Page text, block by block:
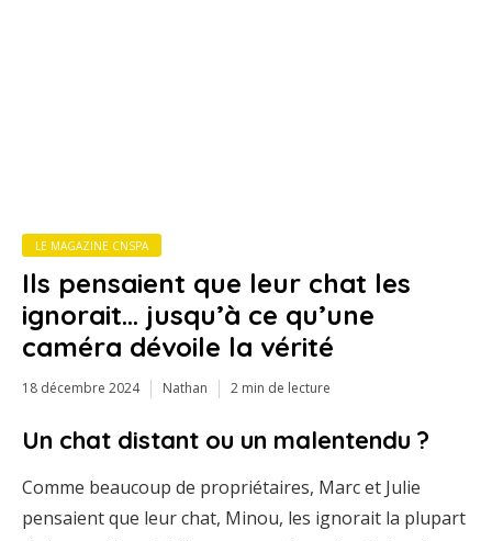
LE MAGAZINE CNSPA
Ils pensaient que leur chat les
ignorait… jusqu’à ce qu’une
caméra dévoile la vérité
18 décembre 2024 Nathan 2 min de lecture
Un chat distant ou un malentendu ?
Comme beaucoup de propriétaires, Marc et Julie
pensaient que leur chat, Minou, les ignorait la plupart